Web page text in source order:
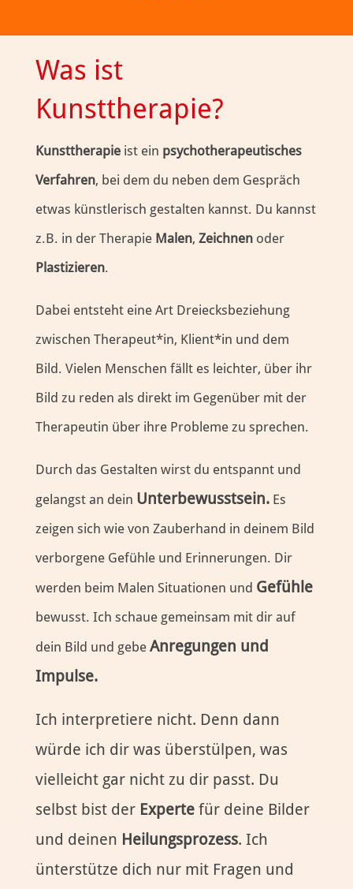
Was ist
Kunsttherapie?
Kunsttherapie ist ein psychotherapeutisches
Verfahren, bei dem du neben dem Gespräch
etwas künstlerisch gestalten kannst. Du kannst
z.B. in der Therapie Malen, Zeichnenoder
Plastizieren.
Dabei entsteht eine Art Dreiecksbeziehung
zwischen Therapeut*in, Klient*in und dem
Bild. Vielen Menschen fällt es leichter, über ihr
Bild zu reden als direkt im Gegenüber mit der
Therapeutin über ihre Probleme zu sprechen.
Durch das Gestalten wirst du entspannt und
gelangst an dein Unterbewusstsein.Es
zeigen sich wie von Zauberhand in deinem Bild
verborgene Gefühle und Erinnerungen. Dir
werden beim Malen Situationen und Gefühle
bewusst. Ich schaue gemeinsam mit dir auf
dein Bild und gebe Anregungen und
Impulse.
Ich interpretiere nicht. Denn dann
würde ich dir was überstülpen, was
vielleicht gar nicht zu dir passt. Du
selbst bist der Expertefür deine Bilder
und deinen Heilungsprozess. Ich
ünterstütze dich nur mit Fragen und